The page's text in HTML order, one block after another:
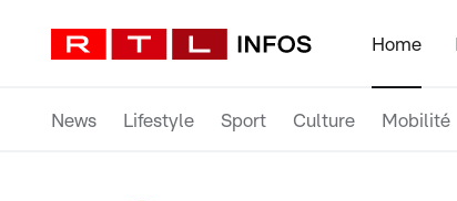
Home
News Lifestyle Sport Culture Mobilité